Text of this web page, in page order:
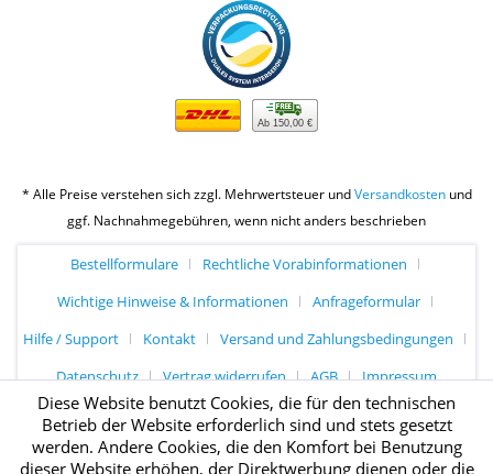
Ab 150,00 €
* Alle Preise verstehen sich zzgl. Mehrwertsteuer undVersandkostenund
ggf. Nachnahmegebühren, wenn nicht anders beschrieben
Bestellformulare
Rechtliche Vorabinformationen
Wichtige Hinweise & Informationen
Anfrageformular
Hilfe / Support
Kontakt
Versand und Zahlungsbedingungen
Datenschutz
Vertrag widerrufen AGB Impressum
Diese Website benutzt Cookies, die für den technischen
Betrieb der Website erforderlich sind und stets gesetzt
werden. Andere Cookies, die den Komfort bei Benutzung
dieser Website erhöhen, der Direktwerbung dienen oder die